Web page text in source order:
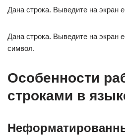
Дана строка. Выведите на экран
Дана строка. Выведите на экран
символ.
Особенности
строками в